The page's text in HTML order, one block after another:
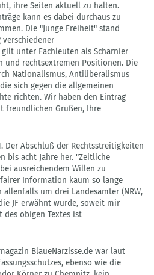
ihre Seiten aktuell zu halten.
kann es dabei durchaus zu
Die "Junge Freiheit" stand
unter Fachleuten als Scharnier
und rechtsextremen Positionen. Die
Nationalismus, Antiliberalismus
sich gegen die allgemeinen
richten. Wir haben den Eintrag
freundlichen Grüßen, Ihre
Der Abschluß der Rechtsstreitigkeiten
bis acht Jahre her. "Zeitliche
ausreichendem Willen zu
Information kaum so lange
allenfalls um drei Landesämter (NRW,
JF erwähnt wurde, soweit mir
des obigen Textes ist
BlaueNarzisse.de war laut
ebenso wie die